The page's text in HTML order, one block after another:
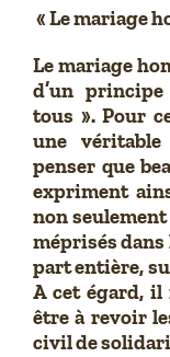
« Le mariage
Le mariage
d’un
tous ». Pour
une
penser que
expriment
non
méprisés dans
part entière,
A cet égard, il
être à revoir
civil de